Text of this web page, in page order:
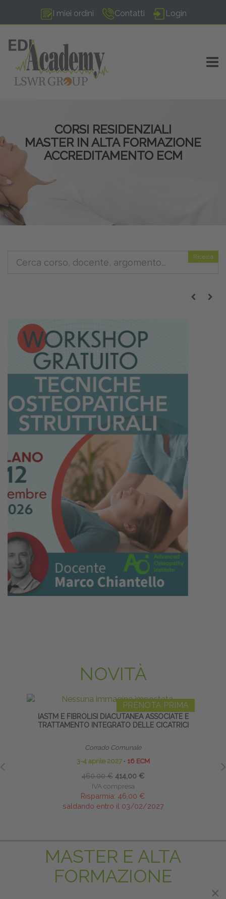
I miei ordini Contatti Login
CORSI RESIDENZIALI
MASTER IN ALTA FORMAZIONE
ACCREDITAMENTO ECM
Ricerca
NOVITÀ
PRENOTA PRIMA
IASTM E FIBROLISI DIACUTANEA ASSOCIATE E
TRATTAMENTO INTEGRATO DELLE CICATRICI
Corrado Comunale
3-4 aprile 2027 ∙ 16 ECM
460,00 € 414,00 €
IVA compresa
Risparmia: 46,00 €
saldando entro il 03/02/2027
MASTER E ALTA
FORMAZIONE
×